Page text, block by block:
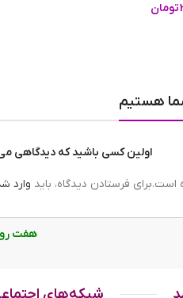
در جدولی که
صفحه برند اسمارت کالکشن
تومان
هستیم
است.
اولین کسی باشید که دیدگاهی می نویسد
برای فرستادن دیدگاه، باید وارد
هفت روز هفته، از